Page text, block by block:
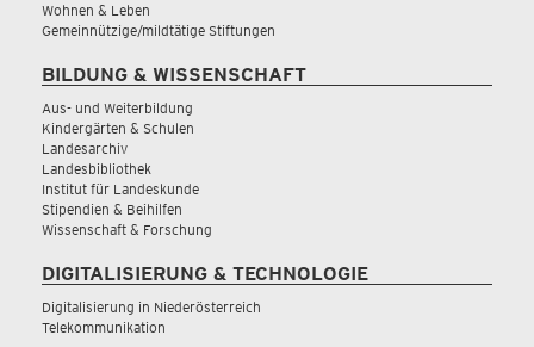
Wohnen & Leben
Gemeinnützige/mildtätige Stiftungen
BILDUNG & WISSENSCHAFT
Aus- und Weiterbildung
Kindergärten & Schulen
Landesarchiv
Landesbibliothek
Institut für Landeskunde
Stipendien & Beihilfen
Wissenschaft & Forschung
DIGITALISIERUNG & TECHNOLOGIE
Digitalisierung in Niederösterreich
Telekommunikation